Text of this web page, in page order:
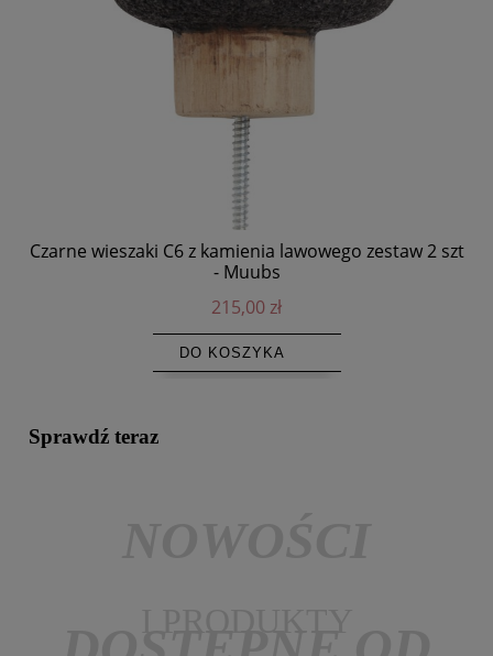
Czarne wieszaki C6 z kamienia lawowego zestaw 2 szt
- Muubs
215,00 zł
DO KOSZYKA
Sprawdź teraz